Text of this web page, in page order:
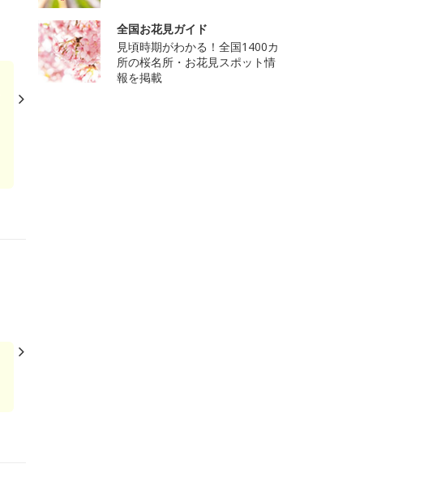
全国お花見ガイド
見頃時期がわかる！全国1400カ
所の桜名所・お花見スポット情
報を掲載